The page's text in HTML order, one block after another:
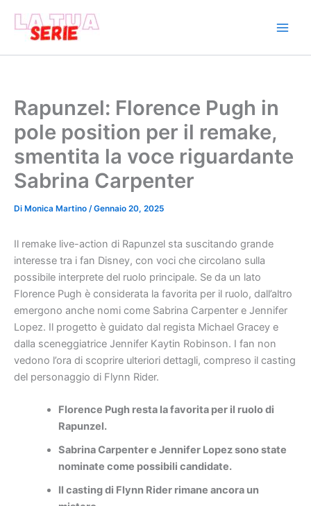
contenuto
Rapunzel: Florence Pugh in
pole position per il remake,
smentita la voce riguardante
Sabrina Carpenter
Di Monica Martino /Gennaio 20, 2025
Il remake live-action di Rapunzel sta suscitando grande
interesse tra i fan Disney, con voci che circolano sulla
possibile interprete del ruolo principale. Se da un lato
Florence Pugh è considerata la favorita per il ruolo, dall’altro
emergono anche nomi come Sabrina Carpenter e Jennifer
Lopez. Il progetto è guidato dal regista Michael Gracey e
dalla sceneggiatrice Jennifer Kaytin Robinson. I fan non
vedono l’ora di scoprire ulteriori dettagli, compreso il casting
del personaggio di Flynn Rider.
Florence Pugh resta la favorita per il ruolo di
Rapunzel.
Sabrina Carpenter e Jennifer Lopez sono state
nominate come possibili candidate.
Il casting di Flynn Rider rimane ancora un